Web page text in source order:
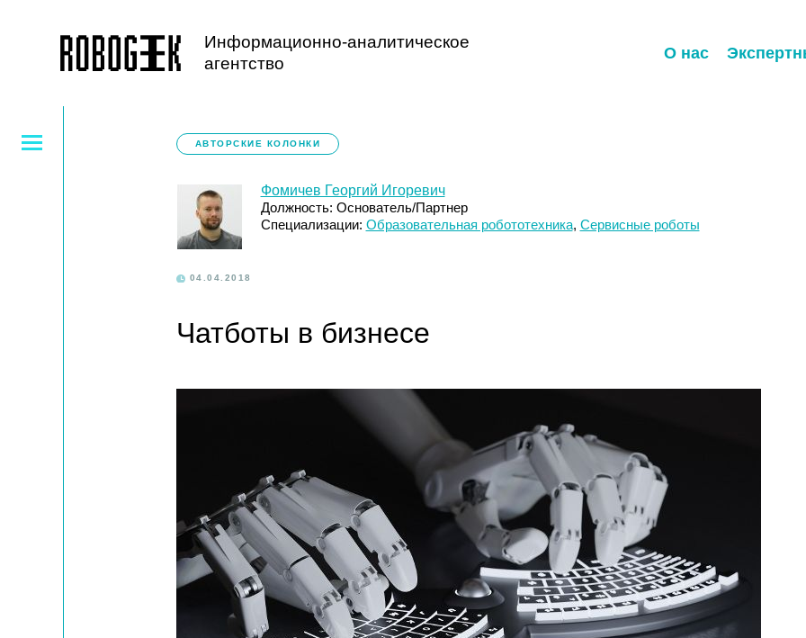
Информационно-аналитическое
агентство
О нас
АВТОРСКИЕ КОЛОНКИ
Фомичев Георгий Игоревич
Должность: Основатель/Партнер
Специализации: Образовательная робототехника, Сервисные роботы
04.04.2018
Чатботы в бизнесе